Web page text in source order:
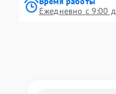
Ежедневно с 9:00